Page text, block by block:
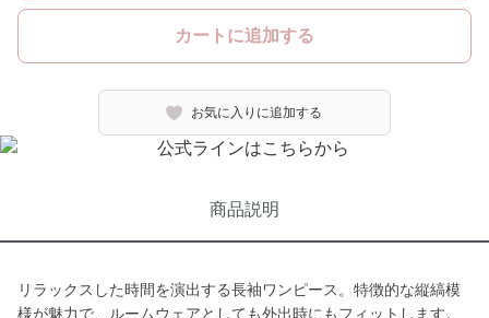
カートに追加する
お気に入りに追加する
商品説明
リラックスした時間を演出する長袖ワンピース。特徴的な縦縞模
様が魅力で、ルームウェアとしても外出時にもフィットします。